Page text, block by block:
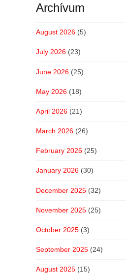
Archívum
August 2026 (5)
July 2026 (23)
June 2026 (25)
May 2026 (18)
April 2026 (21)
March 2026 (26)
February 2026 (25)
January 2026 (30)
December 2025 (32)
November 2025 (25)
October 2025 (3)
September 2025 (24)
August 2025 (15)